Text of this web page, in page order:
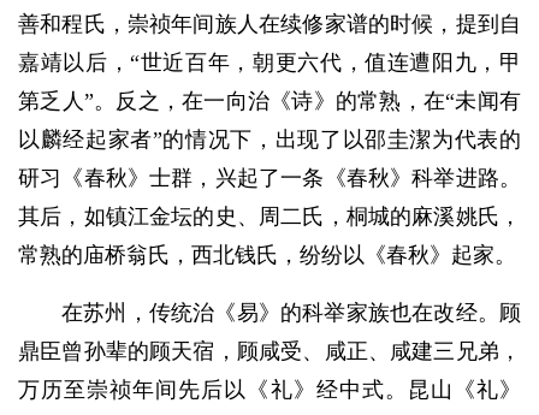
善和程氏，崇祯年间族人在续修家谱的时候，提到自
嘉靖以后，“世近百年，朝更六代，值连遭阳九，甲
第乏人”。反之，在一向治《诗》的常熟，在“未闻有
以麟经起家者”的情况下，出现了以邵圭潔为代表的
研习《春秋》士群，兴起了一条《春秋》科举进路。
其后，如镇江金坛的史、周二氏，桐城的麻溪姚氏，
常熟的庙桥翁氏，西北钱氏，纷纷以《春秋》起家。
在苏州，传统治《易》的科举家族也在改经。顾
鼎臣曾孙辈的顾天宿，顾咸受、咸正、咸建三兄弟，
万历至崇祯年间先后以《礼》经中式。昆山《礼》